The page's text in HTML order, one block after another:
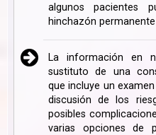
algunos pacientes
hinchazón
La información en
sustituto de una
que incluye un
discusión de los
posibles
varias opciones de